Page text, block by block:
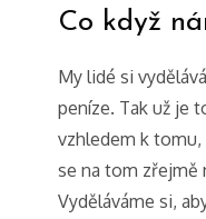
Co když
My lidé si
peníze. Tak už je
vzhledem k
se na tom zřejmě
Vyděláváme si,